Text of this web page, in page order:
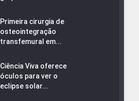
Primeira cirurgia de
osteointegração
transfemural em...
Ciência Viva oferece
óculos para ver o
eclipse solar...